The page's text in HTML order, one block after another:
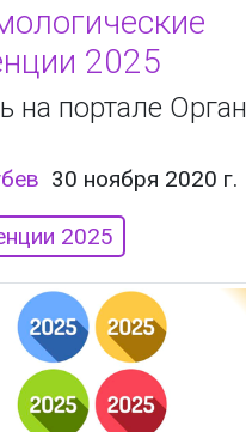
2025
на портале Орган
30 ноября 2020 г.
2025